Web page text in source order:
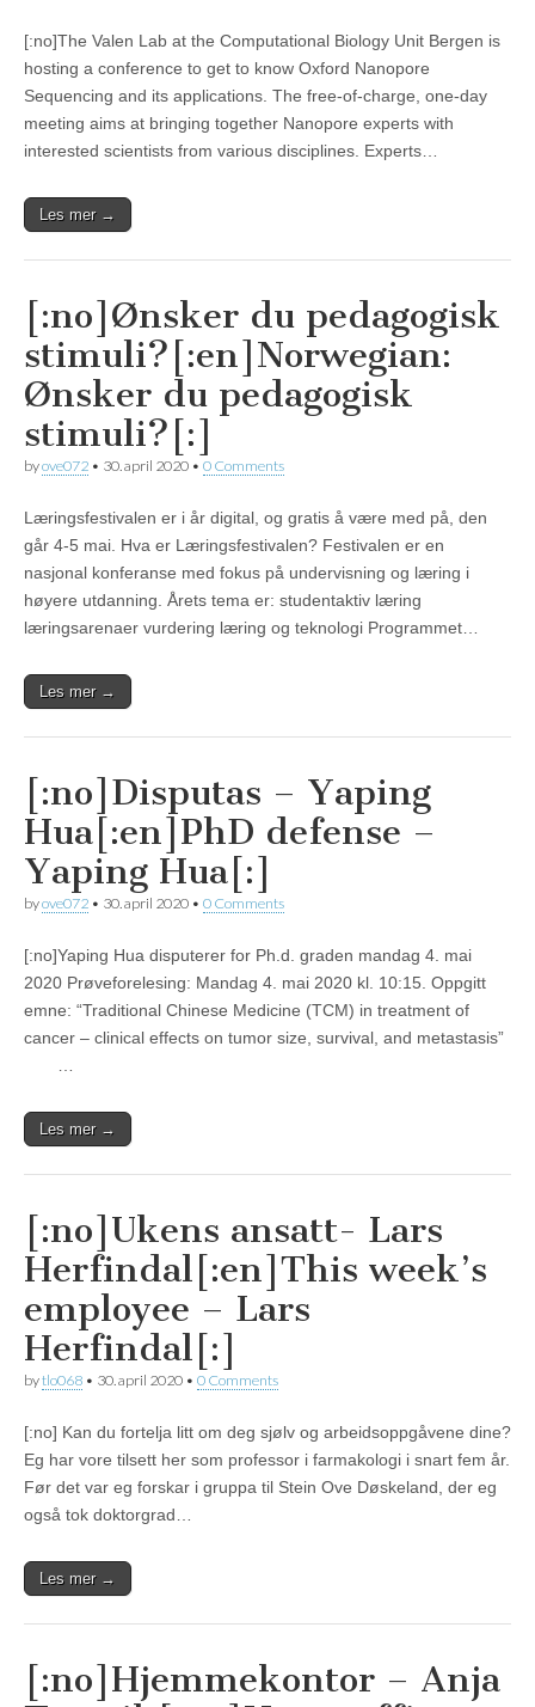
[:no]The Valen Lab at the Computational Biology Unit Bergen is
hosting a conference to get to know Oxford Nanopore
Sequencing and its applications. The free-of-charge, one-day
meeting aims at bringing together Nanopore experts with
interested scientists from various disciplines. Experts…
Les mer →
[:no]Ønsker du pedagogisk
stimuli?[:en]Norwegian:
Ønsker du pedagogisk
stimuli?[:]
byove072 • 30. april 2020 • 0 Comments
Læringsfestivalen er i år digital, og gratis å være med på, den
går 4-5 mai. Hva er Læringsfestivalen? Festivalen er en
nasjonal konferanse med fokus på undervisning og læring i
høyere utdanning. Årets tema er: studentaktiv læring
læringsarenaer vurdering læring og teknologi Programmet…
Les mer →
[:no]Disputas – Yaping
Hua[:en]PhD defense –
Yaping Hua[:]
byove072 • 30. april 2020 • 0 Comments
[:no]Yaping Hua disputerer for Ph.d. graden mandag 4. mai
2020 Prøveforelesing: Mandag 4. mai 2020 kl. 10:15. Oppgitt
emne: “Traditional Chinese Medicine (TCM) in treatment of
cancer – clinical effects on tumor size, survival, and metastasis”
…
Les mer →
[:no]Ukens ansatt- Lars
Herfindal[:en]This week’s
employee – Lars
Herfindal[:]
bytlo068 • 30. april 2020 • 0 Comments
[:no] Kan du fortelja litt om deg sjølv og arbeidsoppgåvene dine?
Eg har vore tilsett her som professor i farmakologi i snart fem år.
Før det var eg forskar i gruppa til Stein Ove Døskeland, der eg
også tok doktorgrad…
Les mer →
[:no]Hjemmekontor – Anja